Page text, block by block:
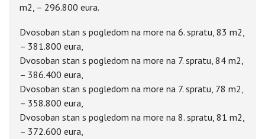
m2, – 296.800 eura.
Dvosoban stan s pogledom na more na 6. spratu, 83 m2,
– 381.800 eura,
Dvosoban stan s pogledom na more na 7. spratu, 84 m2,
– 386.400 eura,
Dvosoban stan s pogledom na more na 7. spratu, 78 m2,
– 358.800 eura,
Dvosoban stan s pogledom na more na 8. spratu, 81 m2,
– 372.600 eura,